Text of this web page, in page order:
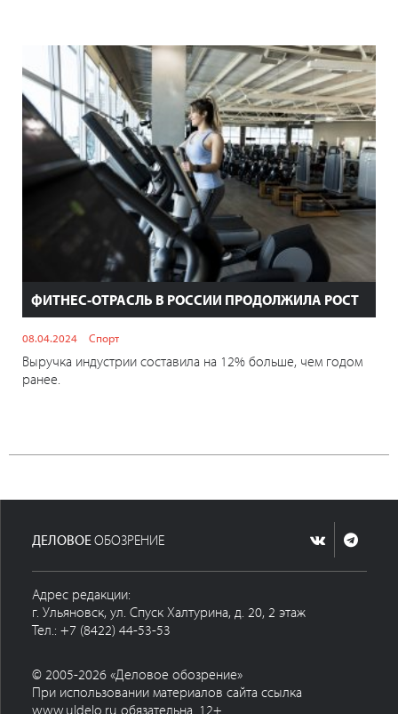
ФИТНЕС-ОТРАСЛЬ В РОССИИ ПРОДОЛЖИЛА РОСТ
08.04.2024 Спорт
Выручка индустрии составила на 12% больше, чем годом
ранее.
ДЕЛОВОЕ ОБОЗРЕНИЕ
Адрес редакции:
г. Ульяновск, ул. Спуск Халтурина, д. 20, 2 этаж
Тел.: +7 (8422) 44-53-53
© 2005-2026 «Деловое обозрение»
При использовании материалов сайта ссылка
www.uldelo.ru обязательна. 12+